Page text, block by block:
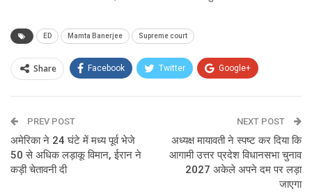
ED Mamta Banerjee Supreme court
Share Facebook Twitter Google+
Email
PREV POST
अमेरिका ने 24 घंटे में मध्य पूर्व भेजे
50 से अधिक लड़ाकू विमान, ईरान ने
कड़ी चेतावनी दी
NEXT POST
अध्यक्ष मायावती ने स्पष्ट कर दिया कि
आगामी उत्तर प्रदेश विधानसभा चुनाव
2027 अकेले अपने दम पर लड़ा
जाएगा